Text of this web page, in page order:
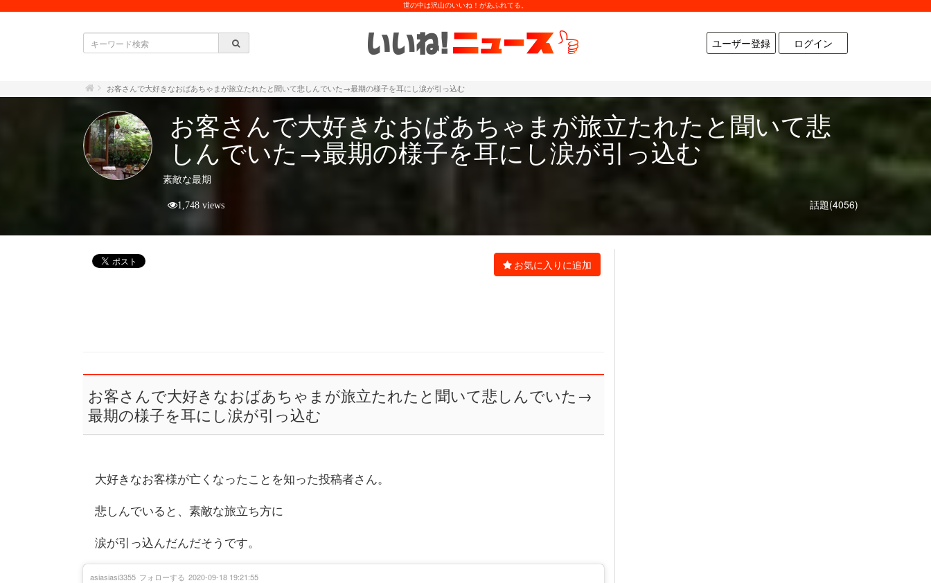
世の中は沢山のいいね！があふれてる。
ユーザー登録 ログイン
お客さんで大好きなおばあちゃまが旅立たれたと聞いて悲しんでいた→最期の様子を耳にし涙が引っ込む
お客さんで大好きなおばあちゃまが旅立たれたと聞いて悲
しんでいた→最期の様子を耳にし涙が引っ込む
素敵な最期
話題(4056)
1,748 views
お気に入りに追加
お客さんで大好きなおばあちゃまが旅立たれたと聞いて悲しんでいた→
最期の様子を耳にし涙が引っ込む
大好きなお客様が亡くなったことを知った投稿者さん。
悲しんでいると、素敵な旅立ち方に
涙が引っ込んだんだそうです。
asiasiasi3355 フォローする 2020-09-18 19:21:55